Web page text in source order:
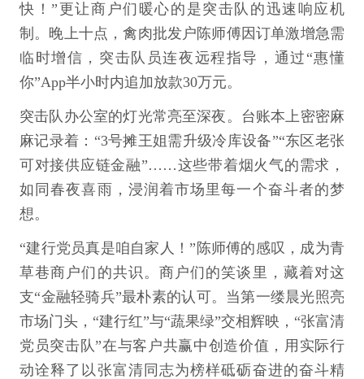
快！”更让商户们暖心的是突击队的迅速响应机
制。晚上十点，禽肉批发户陈师傅因订单激增急需
临时增信，突击队员连夜远程指导，通过“惠懂
你”App半小时内追加放款30万元。
突击队办公室的灯光常亮至深夜。台账本上密密麻
麻记录着：“3号摊王姐需升级冷库设备”“东区老张
可对接供应链金融”……这些带着烟火气的需求，
如同春夜喜雨，浸润着市场里每一个奋斗者的梦
想。
“建行党员真是咱自家人！”陈师傅的感叹，成为青
草巷商户们的共识。商户们的笑谈里，藏着对这
支“金融轻骑兵”最朴素的认可。当第一缕晨光照亮
市场门头，“建行红”与“蔬果绿”交相辉映，“张富清
党员突击队”在与客户共赢中创造价值，用实际行
动诠释了以张富清同志为榜样砥砺奋进的奋斗精